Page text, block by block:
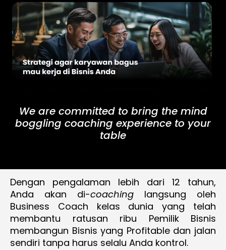
We are committed to bring the mind
boggling coaching experience to your
table
Dengan pengalaman lebih dari 12 tahun,
Anda akan di-coaching langsung oleh
Business Coach kelas dunia yang telah
membantu ratusan ribu Pemilik Bisnis
membangun Bisnis yang Profitable dan jalan
sendiri tanpa harus selalu Anda kontrol.